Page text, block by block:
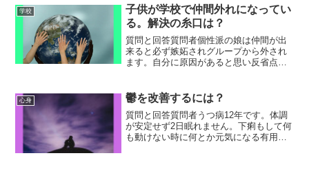
ただけませんか。ひろゆき急に死ぬかも
しれないと思える人ってい...
学校
子供が学校で仲間外れになってい
る。解決の糸口は？
質問と回答質問者個性派の娘は仲間が出
来ると必ず嫉妬されグループから外され
ます。自分に原因があると思い反省点を
学校生活や集団生活を送ることは難しい
のでしょうか？ひろゆき何...
心身 鬱を改善するには？
質問と回答質問者うつ病12年です。体調
が安定せず2日眠れません。下痢もして何
も動けない時に何とか元気になる有用な